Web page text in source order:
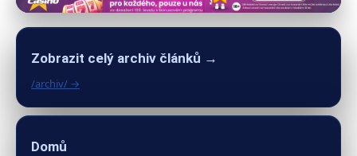
Zobrazit celý archiv článků →
/archiv/ →
Domů